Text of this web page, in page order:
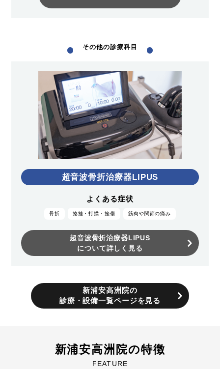
その他の診療科目
超音波骨折治療器LIPUS
よくある症状
骨折 捻挫・打撲・挫傷 筋肉や関節の痛み
超音波骨折治療器LIPUS
について詳しく見る
新浦安高洲院の
診療・設備一覧ページを見る
新浦安高洲院の特徴
FEATURE